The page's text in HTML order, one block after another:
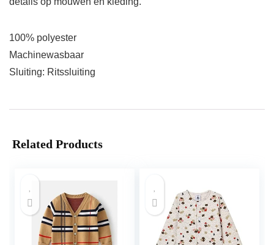
100% polyester
Machinewasbaar
Sluiting: Ritssluiting
Related Products